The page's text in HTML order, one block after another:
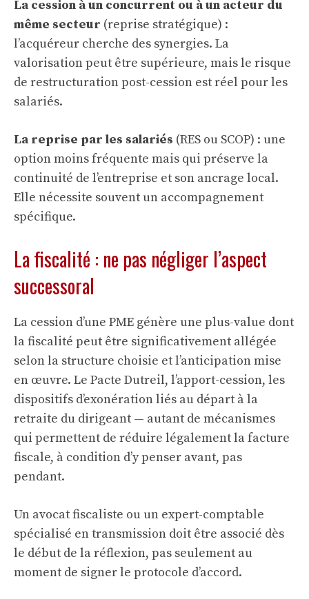
La cession à un concurrent ou à un acteur du
même secteur (reprise stratégique) :
l’acquéreur cherche des synergies. La
valorisation peut être supérieure, mais le risque
de restructuration post-cession est réel pour les
salariés.
La reprise par les salariés (RES ou SCOP) : une
option moins fréquente mais qui préserve la
continuité de l’entreprise et son ancrage local.
Elle nécessite souvent un accompagnement
spécifique.
La fiscalité : ne pas négliger l’aspect
successoral
La cession d’une PME génère une plus-value dont
la fiscalité peut être significativement allégée
selon la structure choisie et l’anticipation mise
en œuvre. Le Pacte Dutreil, l’apport-cession, les
dispositifs d’exonération liés au départ à la
retraite du dirigeant — autant de mécanismes
qui permettent de réduire légalement la facture
fiscale, à condition d’y penser avant, pas
pendant.
Un avocat fiscaliste ou un expert-comptable
spécialisé en transmission doit être associé dès
le début de la réflexion, pas seulement au
moment de signer le protocole d’accord.